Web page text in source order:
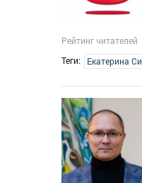
Рейтинг читателей
Теги:
Екатерина